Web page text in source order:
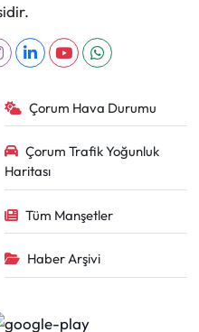
Çorum Hava Durumu
Çorum Trafik Yoğunluk
Haritası
Tüm Manşetler
Haber Arşivi